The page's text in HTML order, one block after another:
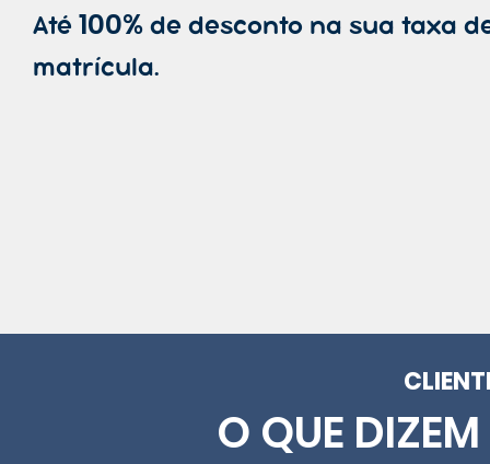
Até 100% de desconto na sua taxa
matrícula.
O QUE